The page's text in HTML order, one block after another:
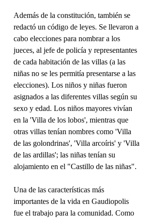
Además de la constitución, también se
redactó un código de leyes. Se llevaron a
cabo elecciones para nombrar a los
jueces, al jefe de policía y representantes
de cada habitación de las villas (a las
niñas no se les permitía presentarse a las
elecciones). Los niños y niñas fueron
asignados a las diferentes villas según su
sexo y edad. Los niños mayores vivían
en la 'Villa de los lobos', mientras que
otras villas tenían nombres como 'Villa
de las golondrinas', 'Villa arcoíris' y 'Villa
de las ardillas'; las niñas tenían su
alojamiento en el "Castillo de las niñas".
Una de las características más
importantes de la vida en Gaudiopolis
fue el trabajo para la comunidad. Como